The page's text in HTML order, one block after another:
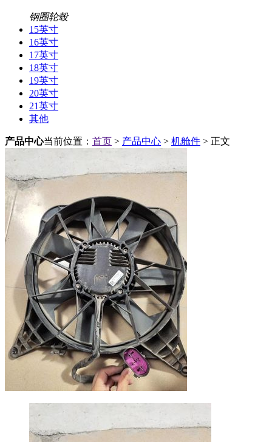
钢圈轮毂
15英寸
16英寸
17英寸
18英寸
19英寸
20英寸
21英寸
其他
产品中心当前位置： 首页 > 产品中心 > 机舱件 > 正文